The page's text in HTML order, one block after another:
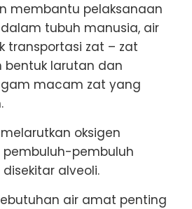
membantu pelaksanaan
tubuh manusia, air
transportasi zat – zat
larutan dan
macam zat yang
oksigen
pembuluh
alveoli.
air amat penting